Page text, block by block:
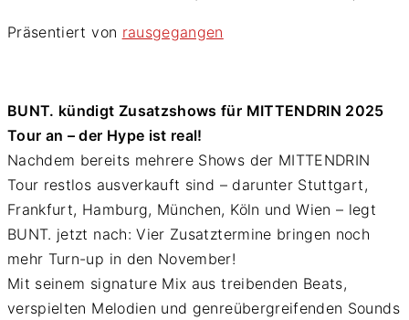
Präsentiert von rausgegangen
BUNT. kündigt Zusatzshows für MITTENDRIN 2025
Tour an – der Hype ist real!
Nachdem bereits mehrere Shows der MITTENDRIN
Tour restlos ausverkauft sind – darunter Stuttgart,
Frankfurt, Hamburg, München, Köln und Wien – legt
BUNT. jetzt nach: Vier Zusatztermine bringen noch
mehr Turn-up in den November!
Mit seinem signature Mix aus treibenden Beats,
verspielten Melodien und genreübergreifenden Sounds